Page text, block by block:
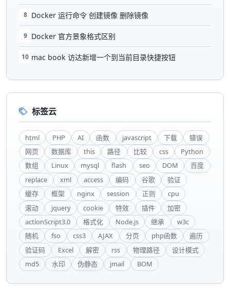
8 Docker 运行命令 创建镜像 删除镜像
9 Docker 官方景象格式区别
10 mac book 访达新增一个到当前目录快捷按钮
标签云
html PHP AI 函数 javascript 下载
错误
网页
数据库 this 路径 比较 css
Python
数组
Linux mysql flash seo DOM
百度
replace
xml access 编码 谷歌
验证
缓存
框架 nginx session 正则
cpu
滚动
jquery cookie 特效 插件
加密
actionScript3.0
格式化 Node.js 继承
w3c
随机
fso css3 AJAX 分页 php函数
遍历
验证码
Excel 解密 rss 物理路径
设计模式
md5
水印 伪静态 jmail BOM